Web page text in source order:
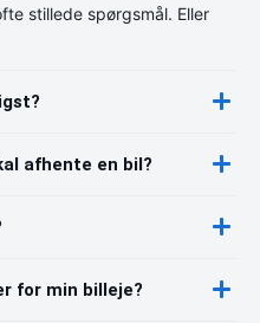
stillede spørgsmål. Eller
afhente en bil?
for min billeje?